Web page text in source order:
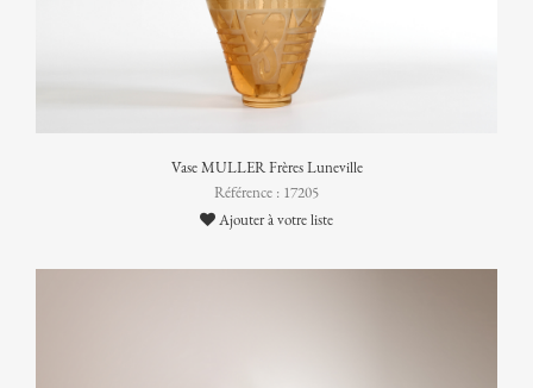
Vase MULLER Frères Luneville
Référence : 17205
Ajouter à votre liste